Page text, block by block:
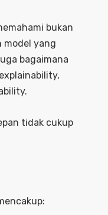
bukan
model yang
bagaimana
tidak cukup